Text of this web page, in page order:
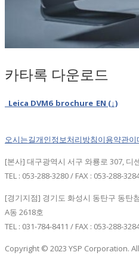
카타록 다운로드
Leica DVM6_brochure_EN (↓)
오시는길개인정보처리방침이용약관이
[본사] 대구광역시 서구 와룡로 307, 디
TEL : 053-288-3280 / FAX : 053-288-
[경기지점] 경기도 화성시 동탄구 동탄
A동 2618호
TEL : 031-784-8411 / FAX : 053-288-
Copyright © 2023 YSP Corporation.